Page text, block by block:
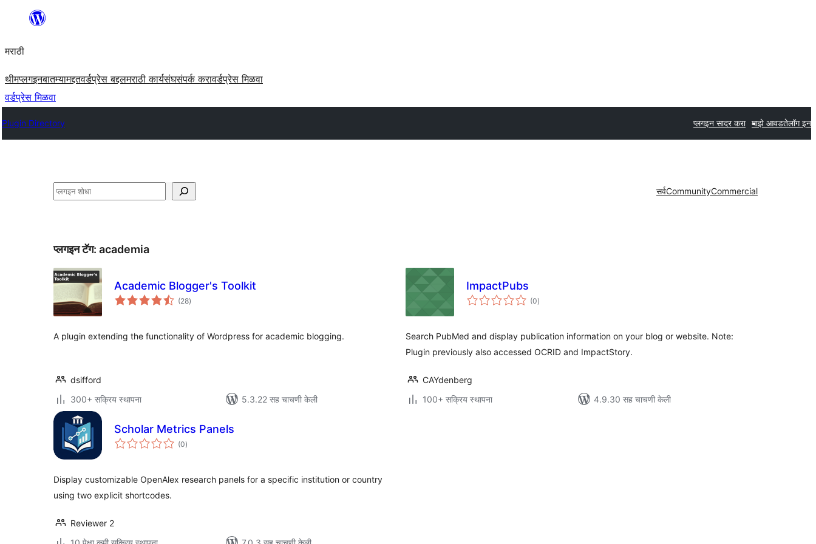
सामुग्रीवर
मराठी
थीमप्लगइनबातम्यामद्दतवर्डप्रेस बद्दलमराठी कार्यसंघसंपर्क करावर्डप्रेस मिळवा
वर्डप्रेस मिळवा
Plugin Directory प्लगइन सादर करा माझे आवडतेलॉग इन
शोधा सर्वCommunityCommercial
प्लगइन टॅग: academia
Academic Blogger's Toolkit
(28एकूण
मूल्यांकन
)
A plugin extending the functionality of Wordpress for academic blogging.
dsifford
300+ सक्रिय स्थापना
5.3.22 सह चाचणी केली
ImpactPubs
(0एकूण
मूल्यांकन
)
Search PubMed and display publication information on your blog or website. Note:
Plugin previously also accessed OCRID and ImpactStory.
CAYdenberg
100+ सक्रिय स्थापना
4.9.30 सह चाचणी केली
Scholar Metrics Panels
(0एकूण
मूल्यांकन
)
Display customizable OpenAlex research panels for a specific institution or country
using two explicit shortcodes.
Reviewer 2